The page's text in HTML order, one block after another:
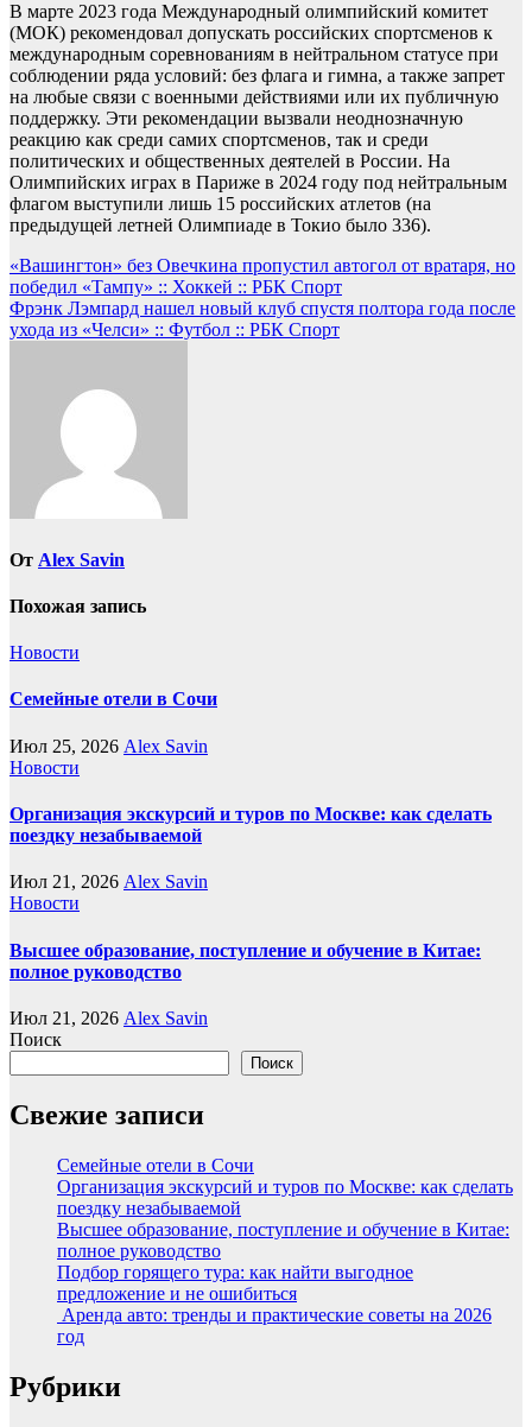
В марте 2023 года Международный олимпийский комитет
(МОК) рекомендовал допускать российских спортсменов к
международным соревнованиям в нейтральном статусе при
соблюдении ряда условий: без флага и гимна, а также запрет
на любые связи с военными действиями или их публичную
поддержку. Эти рекомендации вызвали неоднозначную
реакцию как среди самих спортсменов, так и среди
политических и общественных деятелей в России. На
Олимпийских играх в Париже в 2024 году под нейтральным
флагом выступили лишь 15 российских атлетов (на
предыдущей летней Олимпиаде в Токио было 336).
Навигация
по
записям
«Вашингтон» без Овечкина пропустил автогол от вратаря, но
победил «Тампу» :: Хоккей :: РБК Спорт
Фрэнк Лэмпард нашел новый клуб спустя полтора года после
ухода из «Челси» :: Футбол :: РБК Спорт
От Alex Savin
Похожая запись
Новости
Семейные отели в Сочи
Июл 25, 2026 Alex Savin
Новости
Организация экскурсий и туров по Москве: как сделать
поездку незабываемой
Июл 21, 2026 Alex Savin
Новости
Высшее образование, поступление и обучение в Китае:
полное руководство
Июл 21, 2026 Alex Savin
Поиск
Поиск
Свежие записи
Семейные отели в Сочи
Организация экскурсий и туров по Москве: как сделать
поездку незабываемой
Высшее образование, поступление и обучение в Китае:
полное руководство
Подбор горящего тура: как найти выгодное
предложение и не ошибиться
Аренда авто: тренды и практические советы на 2026
год
Рубрики